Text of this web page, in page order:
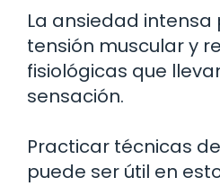
La ansiedad
tensión muscular y
fisiológicas que
sensación.
Practicar técnicas
puede ser útil en